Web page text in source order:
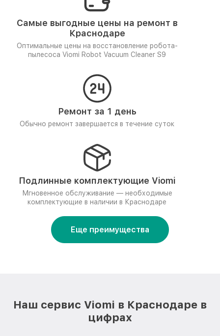
Самые выгодные цены на ремонт в
Краснодаре
Оптимальные цены на восстановление робота-
пылесоса Viomi Robot Vacuum Cleaner S9
Ремонт за 1 день
Обычно ремонт завершается в течение суток
Подлинные комплектующие Viomi
Мгновенное обслуживание — необходимые
комплектующие в наличии в Краснодаре
Еще преимущества
Наш сервис Viomi в Краснодаре в
цифрах